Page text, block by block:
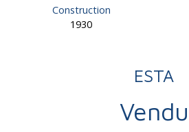
Construction
1930
ESTA
Vendu